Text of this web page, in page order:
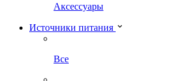
Аксессуары
Источники питания
Все